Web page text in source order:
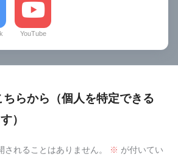
YouTube
ちらから（個人を特定できる
）
されることはありません。 ※ が付いてい